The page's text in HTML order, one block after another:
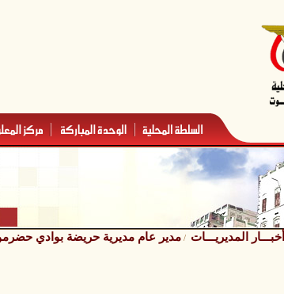
أخبـــار المديريـــات / مدير عام مديرية حريضة بوادي